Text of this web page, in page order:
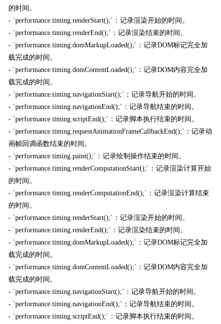
的时间。
- `performance.timing.renderStart();`：记录渲染开始的时间。
- `performance.timing.renderEnd();`：记录渲染结束的时间。
- `performance.timing.domMarkupLoaded();`：记录DOM标记完全加
载完成的时间。
- `performance.timing.domContentLoaded();`：记录DOM内容完全加
载完成的时间。
- `performance.timing.navigationStart();`：记录导航开始的时间。
- `performance.timing.navigationEnd();`：记录导航结束的时间。
- `performance.timing.scriptEnd();`：记录脚本执行结束的时间。
- `performance.timing.requestAnimationFrameCallbackEnd();`：记录动
画帧回调函数结束的时间。
- `performance.timing.paint();`：记录绘制操作结束的时间。
- `performance.timing.renderComputationStart();`：记录渲染计算开始
的时间。
- `performance.timing.renderComputationEnd();`：记录渲染计算结束
的时间。
- `performance.timing.renderStart();`：记录渲染开始的时间。
- `performance.timing.renderEnd();`：记录渲染结束的时间。
- `performance.timing.domMarkupLoaded();`：记录DOM标记完全加
载完成的时间。
- `performance.timing.domContentLoaded();`：记录DOM内容完全加
载完成的时间。
- `performance.timing.navigationStart();`：记录导航开始的时间。
- `performance.timing.navigationEnd();`：记录导航结束的时间。
- `performance.timing.scriptEnd();`：记录脚本执行结束的时间。